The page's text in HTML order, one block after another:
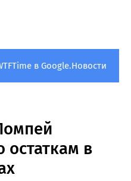
в Google.Новости
остаткам в